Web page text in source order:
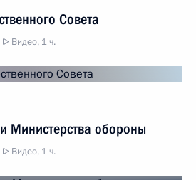
Совета
Видео, 1 ч.
Министерства обороны
Видео, 1 ч.